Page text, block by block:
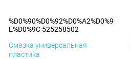
%D0%90%D0%92%D0%A2%D0%9
E%D0%9C 525258502
Смазка универсальная
пластика